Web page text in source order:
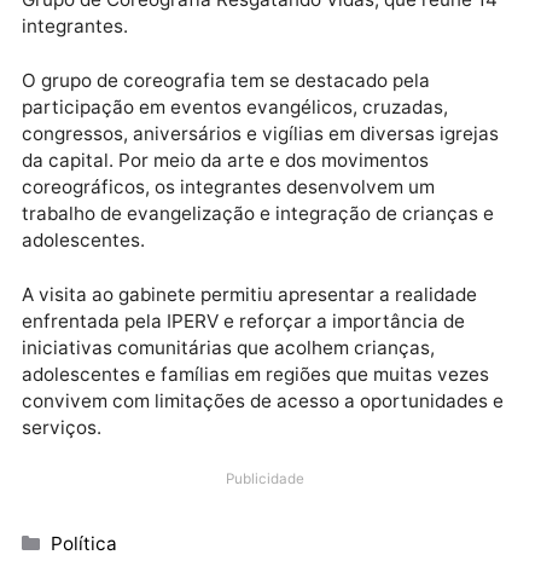
Durante a reunião, os representantes apresentaram
atividades desenvolvidas pela instituição, entre elas
Grupo de Pequenos Adoradores, formado por 15
crianças, o Grupo de Jovens, com 12 adolescentes,
Grupo de Coreografia Resgatando Vidas, que reúne
integrantes.
O grupo de coreografia tem se destacado pela
participação em eventos evangélicos, cruzadas,
congressos, aniversários e vigílias em diversas
da capital. Por meio da arte e dos movimentos
coreográficos, os integrantes desenvolvem um
trabalho de evangelização e integração de crianças
adolescentes.
A visita ao gabinete permitiu apresentar a realidade
iniciativas comunitárias que acolhem crianças,